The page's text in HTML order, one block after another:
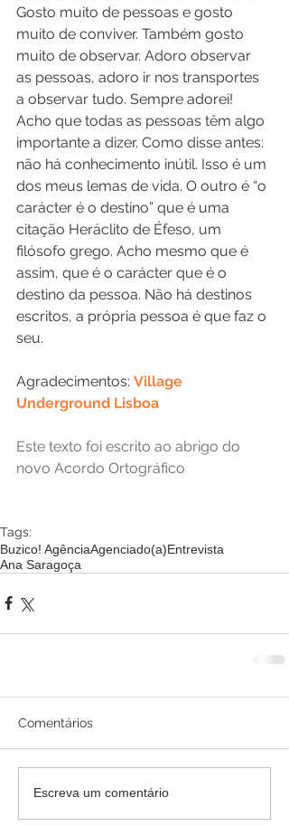
Gosto muito de pessoas e gosto
muito de conviver. Também gosto
muito de observar. Adoro observar
as pessoas, adoro ir nos transportes
a observar tudo. Sempre adorei!
Acho que todas as pessoas têm algo
importante a dizer. Como disse antes:
não há conhecimento inútil. Isso é um
dos meus lemas de vida. O outro é “o
carácter é o destino” que é uma
citação Heráclito de Éfeso, um
filósofo grego. Acho mesmo que é
assim, que é o carácter que é o
destino da pessoa. Não há destinos
escritos, a própria pessoa é que faz o
seu.
Agradecimentos: Village
Underground Lisboa
Este texto foi escrito ao abrigo do
novo Acordo Ortográfico
Tags:
Buzico! AgênciaAgenciado(a)Entrevista
Ana Saragoça
Comentários
Escreva um comentário